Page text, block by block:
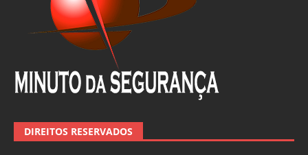
DIREITOS RESERVADOS